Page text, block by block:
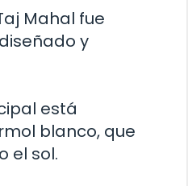
Mahal fue
y
está
blanco, que
el sol.